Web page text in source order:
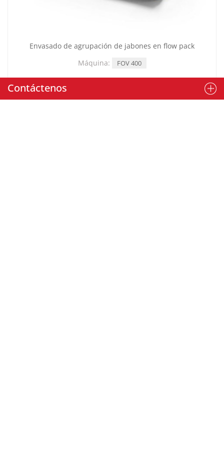
Envasado de agrupación de jabones en flow pack
Máquina:
FOV 400
Contáctenos